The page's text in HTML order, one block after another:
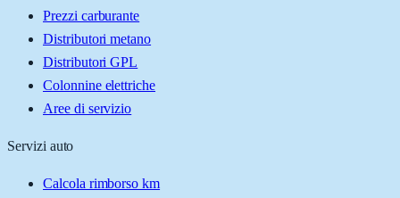
Prezzi carburante
Distributori metano
Distributori GPL
Colonnine elettriche
Aree di servizio
Servizi auto
Calcola rimborso km